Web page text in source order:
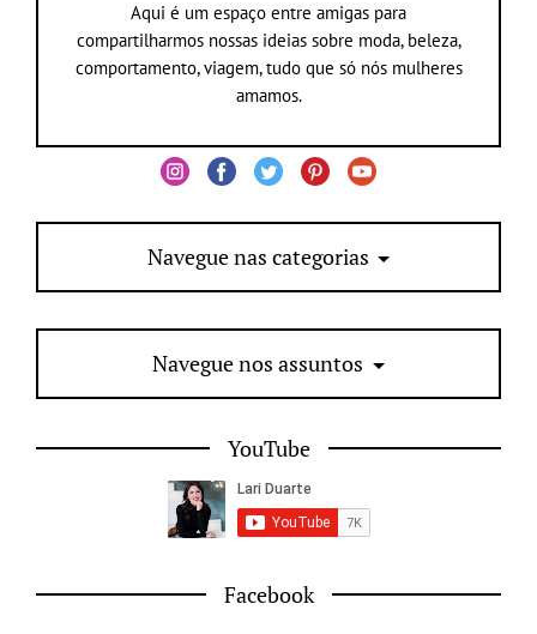
Aqui é um espaço entre amigas para
compartilharmos nossas ideias sobre moda, beleza,
comportamento, viagem, tudo que só nós mulheres
amamos.
Navegue nas categorias
Navegue nos assuntos
YouTube
Facebook